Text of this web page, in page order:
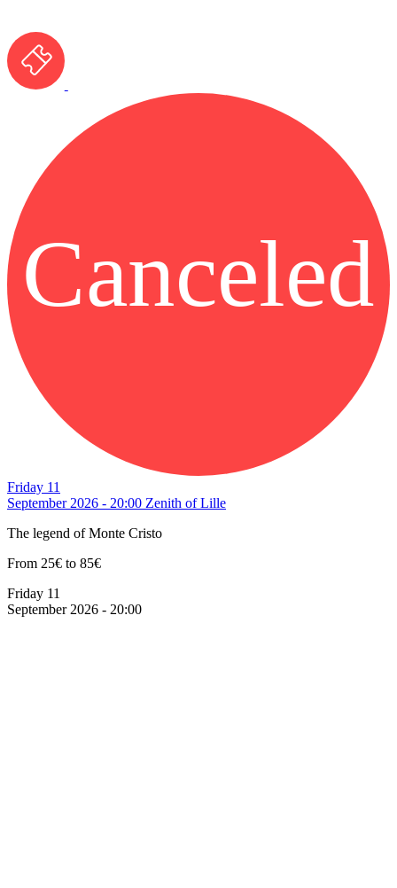
Canceled
Friday 11
September 2026 - 20:00 Zenith of Lille
The legend of Monte Cristo
From 25€ to 85€
Friday 11
September 2026 - 20:00